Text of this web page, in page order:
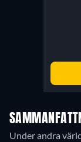
Under andra